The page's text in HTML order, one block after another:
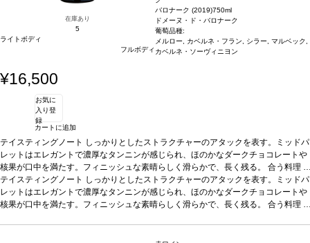
在庫あり
5
ライトボディ
フルボディ
バロナーク (2019)750ml
ドメーヌ・ド・バロナーク
葡萄品種:
メルロー, カベルネ・フラン, シラー, マルベック,
カベルネ・ソーヴィニヨン
¥16,500
お気に
入り登
録
カートに追加
テイスティングノート しっかりとしたストラクチャーのアタックを表す。ミッドパ
レットはエレガントで濃厚なタンニンが感じられ、ほのかなダークチョコレートや
核果が口中を満たす。フィニッシュな素晴らしく滑らかで、長く残る。 合う料理
ビーフ、鴨肉、ラム、ジビエなどのタルタル、カルパッチョ、グリル、ソース添え
などと好相性。また、野菜のグリル、トリュフパスタ、チーズ、チョコレートデザ
ート、パルマンティエ風ミンチと鴨のコンフィ、レーズン、アーティチョークのピ
テイスティングノート しっかりとしたストラクチャーのアタックを表す。ミッドパ
レットはエレガントで濃厚なタンニンが感じられ、ほのかなダークチョコレートや
核果が口中を満たす。フィニッシュな素晴らしく滑らかで、長く残る。 合う料理